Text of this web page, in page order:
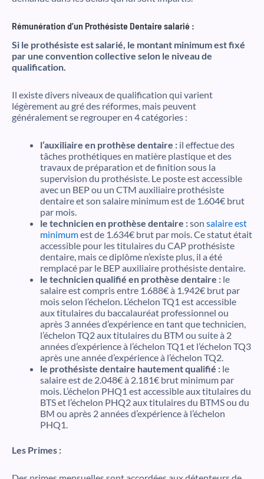
Rémunération d’un Prothésiste Dentaire salarié :
Si le prothésiste est salarié, le montant minimum est fixé
par une convention collective selon le niveau de
qualification.
Il existe divers niveaux de qualification qui varient
légèrement au gré des réformes, mais peuvent
généralement se regrouper en 4 catégories :
l’auxiliaire en prothèse dentaire : il effectue des
tâches prothétiques en matière plastique et des
travaux de préparation et de finition sous la
supervision du prothésiste. Le poste est accessible
avec un BEP ou un CTM auxiliaire prothésiste
dentaire et son salaire minimum est de 1.604€ brut
par mois.
le technicien en prothèse dentaire :son salaire est
minimumest de 1.634€ brut par mois. Ce statut était
accessible pour les titulaires du CAP prothésiste
dentaire, mais ce diplôme n’existe plus, il a été
remplacé par le BEP auxiliaire prothésiste dentaire.
le technicien qualifié en prothèse dentaire : le
salaire est compris entre 1.688€ à 1.942€ brut par
mois selon l’échelon. L’échelon TQ1 est accessible
aux titulaires du baccalauréat professionnel ou
après 3 années d’expérience en tant que technicien,
l’échelon TQ2 aux titulaires du BTM ou suite à 2
années d’expérience à l’échelon TQ1 et l’échelon TQ3
après une année d’expérience à l’échelon TQ2.
le prothésiste dentaire hautement qualifié : le
salaire est de 2.048€ à 2.181€ brut minimum par
mois. L’échelon PHQ1 est accessible aux titulaires du
BTS et l’échelon PHQ2 aux titulaires du BTMS ou du
BM ou après 2 années d’expérience à l’échelon
PHQ1.
Les Primes :